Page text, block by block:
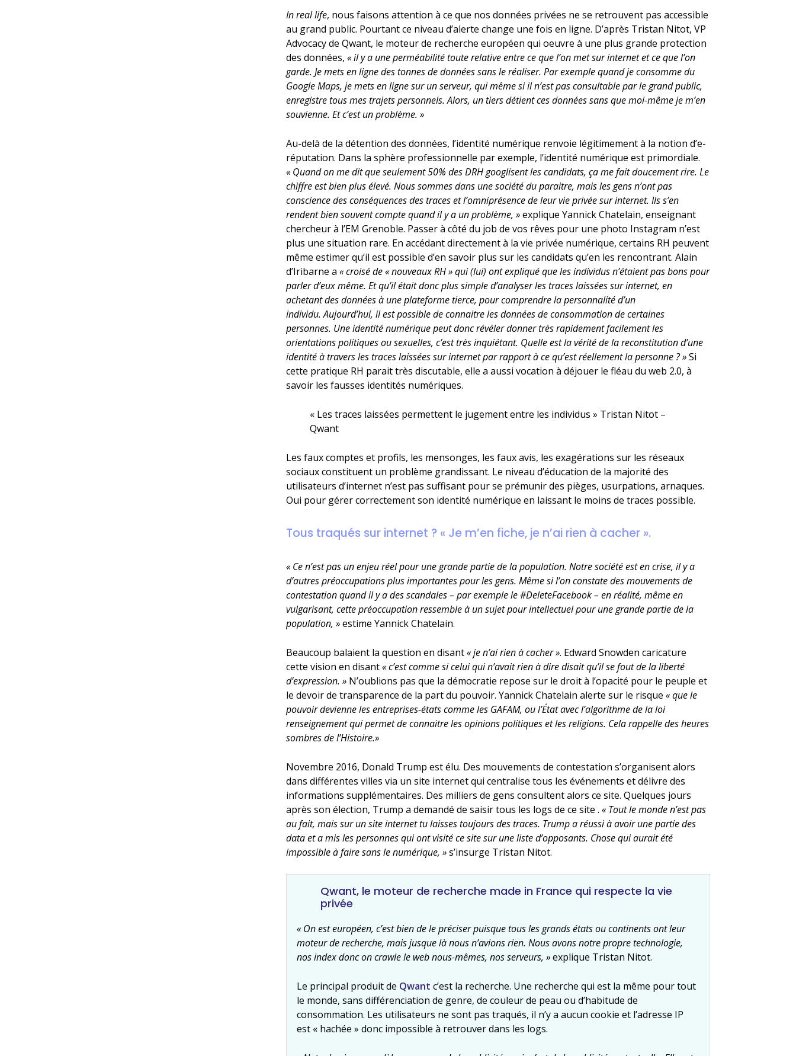
In real life, nous faisons attention à ce que nos données privées ne se retrouvent pas accessible
au grand public. Pourtant ce niveau d’alerte change une fois en ligne. D’après Tristan Nitot, VP
Advocacy de Qwant, le moteur de recherche européen qui oeuvre à une plus grande protection
des données,« il y a une perméabilité toute relative entre ce que l’on met sur internet et ce que l’on
garde. Je mets en ligne des tonnes de données sans le réaliser. Par exemple quand je consomme du
Google Maps, je mets en ligne sur un serveur, qui même si il n’est pas consultable par le grand public,
enregistre tous mes trajets personnels. Alors, un tiers détient ces données sans que moi-même je m’en
souvienne. Et c’est un problème. »
Au-delà de la détention des données, l’identité numérique renvoie légitimement à la notion d’e-
réputation. Dans la sphère professionnelle par exemple, l’identité numérique est primordiale.
« Quand on me dit que seulement 50% des DRH googlisent les candidats, ça me fait doucement rire. Le
chiffre est bien plus élevé. Nous sommes dans une société du paraitre, mais les gens n’ont pas
conscience des conséquences des traces et l’omniprésence de leur vie privée sur internet. Ils s’en
rendent bien souvent compte quand il y a un problème, »explique Yannick Chatelain, enseignant
chercheur à l’EM Grenoble. Passer à côté du job de vos rêves pour une photo Instagram n’est
plus une situation rare. En accédant directement à la vie privée numérique, certains RH peuvent
même estimer qu’il est possible d’en savoir plus sur les candidats qu’en les rencontrant. Alain
d’Iribarne a« croisé de « nouveaux RH » qui (lui) ont expliqué que les individus n’étaient pas bons pour
parler d’eux même. Et qu’il était donc plus simple d’analyser les traces laissées sur internet, en
achetant des données à une plateforme tierce, pour comprendre la personnalité d’un
individu. Aujourd’hui, il est possible de connaitre les données de consommation de certaines
personnes. Une identité numérique peut donc révéler donner très rapidement facilement les
orientations politiques ou sexuelles, c’est très inquiétant. Quelle est la vérité de la reconstitution d’une
identité à travers les traces laissées sur internet par rapport à ce qu’est réellement la personne ? »Si
cette pratique RH parait très discutable, elle a aussi vocation à déjouer le fléau du web 2.0, à
savoir les fausses identités numériques.
« Les traces laissées permettent le jugement entre les individus » Tristan Nitot –
Qwant
Les faux comptes et profils, les mensonges, les faux avis, les exagérations sur les réseaux
sociaux constituent un problème grandissant. Le niveau d’éducation de la majorité des
utilisateurs d’internet n’est pas suffisant pour se prémunir des pièges, usurpations, arnaques.
Oui pour gérer correctement son identité numérique en laissant le moins de traces possible.
Tous traqués sur internet ? « Je m’en fiche, je n’ai rien à cacher ».
« Ce n’est pas un enjeu réel pour une grande partie de la population. Notre société est en crise, il y a
d’autres préoccupations plus importantes pour les gens. Même si l’on constate des mouvements de
contestation quand il y a des scandales – par exemple le #DeleteFacebook – en réalité, même en
vulgarisant, cette préoccupation ressemble à un sujet pour intellectuel pour une grande partie de la
population, »estime Yannick Chatelain.
Beaucoup balaient la question en disant« je n’ai rien à cacher ». Edward Snowden caricature
cette vision en disant« c’est comme si celui qui n’avait rien à dire disait qu’il se fout de la liberté
d’expression. » N’oublions pas que la démocratie repose sur le droit à l’opacité pour le peuple et
le devoir de transparence de la part du pouvoir. Yannick Chatelain alerte sur le risque« que le
pouvoir devienne les entreprises-états comme les GAFAM, ou l’État avec l’algorithme de la loi
renseignement qui permet de connaitre les opinions politiques et les religions. Cela rappelle des heures
sombres de l’Histoire.»
Novembre 2016, Donald Trump est élu. Des mouvements de contestation s’organisent alors
dans différentes villes via un site internet qui centralise tous les événements et délivre des
informations supplémentaires. Des milliers de gens consultent alors ce site. Quelques jours
après son élection, Trump a demandé de saisir tous les logs de ce site .« Tout le monde n’est pas
au fait, mais sur un site internet tu laisses toujours des traces. Trump a réussi à avoir une partie des
data et a mis les personnes qui ont visité ce site sur une liste d’opposants. Chose qui aurait été
impossible à faire sans le numérique, »s’insurge Tristan Nitot.
Qwant, le moteur de recherche made in France qui respecte la vie
privée
« On est européen, c’est bien de le préciser puisque tous les grands états ou continents ont leur
moteur de recherche, mais jusque là nous n’avions rien. Nous avons notre propre technologie,
nos index donc on crawle le web nous-mêmes, nos serveurs, »explique Tristan Nitot.
Le principal produit de Qwant c’est la recherche. Une recherche qui est la même pour tout
le monde, sans différenciation de genre, de couleur de peau ou d’habitude de
consommation. Les utilisateurs ne sont pas traqués, il n’y a aucun cookie et l’adresse IP
est « hachée » donc impossible à retrouver dans les logs.